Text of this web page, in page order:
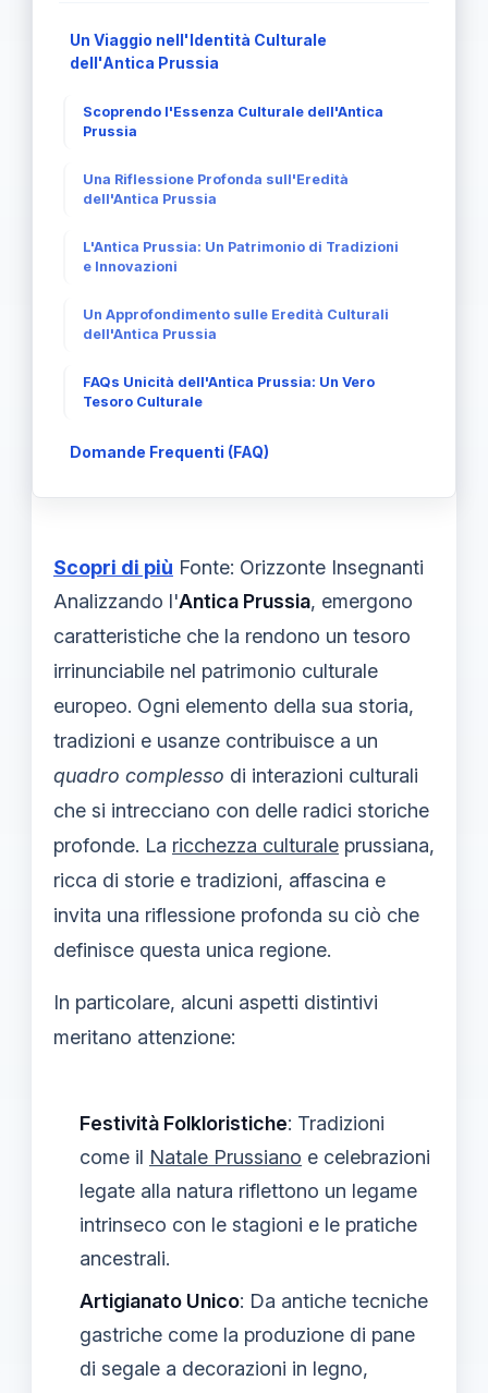
Un Viaggio nell'Identità Culturale
dell'Antica Prussia
Scoprendo l'Essenza Culturale dell'Antica
Prussia
Una Riflessione Profonda sull'Eredità
dell'Antica Prussia
L'Antica Prussia: Un Patrimonio di Tradizioni
e Innovazioni
Un Approfondimento sulle Eredità Culturali
dell'Antica Prussia
FAQs Unicità dell'Antica Prussia: Un Vero
Tesoro Culturale
Domande Frequenti (FAQ)
Scopri di più Fonte: Orizzonte Insegnanti
Analizzando l'Antica Prussia, emergono
caratteristiche che la rendono un tesoro
irrinunciabile nel patrimonio culturale
europeo. Ogni elemento della sua storia,
tradizioni e usanze contribuisce a un
quadro complesso di interazioni culturali
che si intrecciano con delle radici storiche
profonde. La ricchezza culturale prussiana,
ricca di storie e tradizioni, affascina e
invita una riflessione profonda su ciò che
definisce questa unica regione.
In particolare, alcuni aspetti distintivi
meritano attenzione:
Festività Folkloristiche: Tradizioni
come il Natale Prussiano e celebrazioni
legate alla natura riflettono un legame
intrinseco con le stagioni e le pratiche
ancestrali.
Artigianato Unico: Da antiche tecniche
gastriche come la produzione di pane
di segale a decorazioni in legno,